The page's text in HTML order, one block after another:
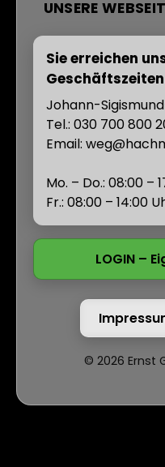
UNSERE
Sie erreichen
Johann-
Tel.: 030 700 800
Email:
Mo. – Do.: 08:00 –
Fr.: 08:00 – 14:00
LOGIN –
© 2026 Ernst